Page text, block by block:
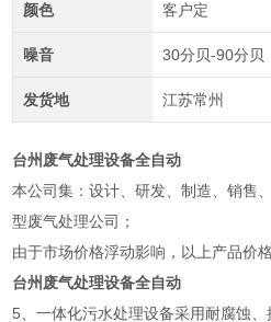
颜色 客户定
噪音 30分贝-90分贝
发货地 江苏常州
台州废气处理设备全自动
本公司集：设计、研发、制造、销售
型废气处理公司；
由于市场价格浮动影响，以上产品价
台州废气处理设备全自动
5、一体化污水处理设备采用耐腐蚀